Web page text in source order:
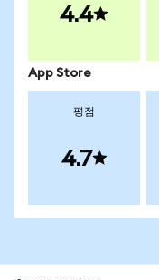
4.4
App Store
평점
4.7